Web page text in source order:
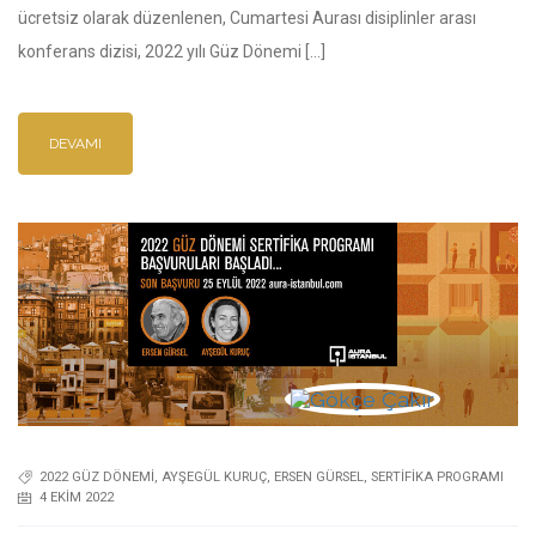
ücretsiz olarak düzenlenen, Cumartesi Aurası disiplinler arası
konferans dizisi, 2022 yılı Güz Dönemi […]
DEVAMI
2022 GÜZ DÖNEMI , AYŞEGÜL KURUÇ, ERSEN GÜRSEL, SERTIFIKA PROGRAMI
4 EKIM 2022